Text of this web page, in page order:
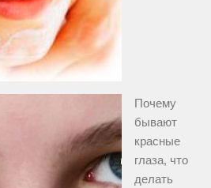
Почему
бывают
красные
глаза, что
делать